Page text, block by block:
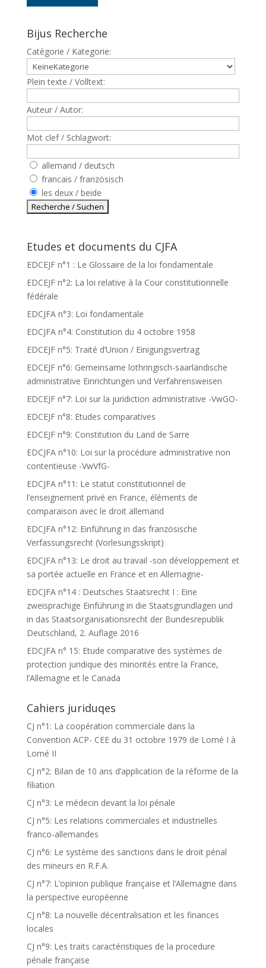
Bijus Recherche
Catègorie / Kategorie:
Plein texte / Volltext:
Auteur / Autor:
Mot clef / Schlagwort:
allemand / deutsch
francais / französisch
les deux / beide
Etudes et documents du CJFA
EDCEJF n°1 : Le Glossaire de la loi fondamentale
EDCEJF n°2: La loi relative à la Cour constitutionnelle
fédérale
EDCJFA n°3: Loi fondamentale
EDCJFA n°4: Constitution du 4 octobre 1958
EDCEJF n°5: Traité d’Union / Einigungsvertrag
EDCEJF n°6: Gemeinsame lothringisch-saarländische
administrative Einrichtungen und Verfahrensweisen
EDCEJF n°7: Loi sur la juridiction administrative -VwGO-
EDCEJF n°8: Etudes comparatives
EDCEJF n°9: Constitution du Land de Sarre
EDCJFA n°10: Loi sur la procédure administrative non
contentieuse -VwVfG-
EDCJFA n°11: Le statut constitutionnel de
l’enseignement privé en France, éléments de
comparaison avec le droit allemand
EDCJFA n°12: Einführung in das französische
Verfassungsrecht (Vorlesungsskript)
EDCJFA n°13: Le droit au travail -son développement et
sa portée actuelle en France et en Allemagne-
EDCJFA n°14 : Deutsches Staatsrecht I : Eine
zweisprachige Einführung in die Staatsgrundlagen und
in das Staatsorganisationsrecht der Bundesrepublik
Deutschland, 2. Auflage 2016
EDCJFA n° 15: Etude comparative des systèmes de
protection juridique des minorités entre la France,
l’Allemagne et le Canada
Cahiers juriduqes
CJ n°1: La coopération commerciale dans la
Convention ACP- CEE du 31 octobre 1979 de Lomé I à
Lomé II
CJ n°2: Bilan de 10 ans d’application de la réforme de la
filiation
CJ n°3: Le médecin devant la loi pénale
CJ n°5: Les relations commerciales et industrielles
franco-allemandes
CJ n°6: Le système des sanctions dans le droit pénal
des mineurs en R.F.A.
CJ n°7: L’opinion publique française et l’Allemagne dans
la perspective européenne
CJ n°8: La nouvelle décentralisation et les finances
locales
CJ n°9: Les traits caractéristiques de la procedure
pénale française